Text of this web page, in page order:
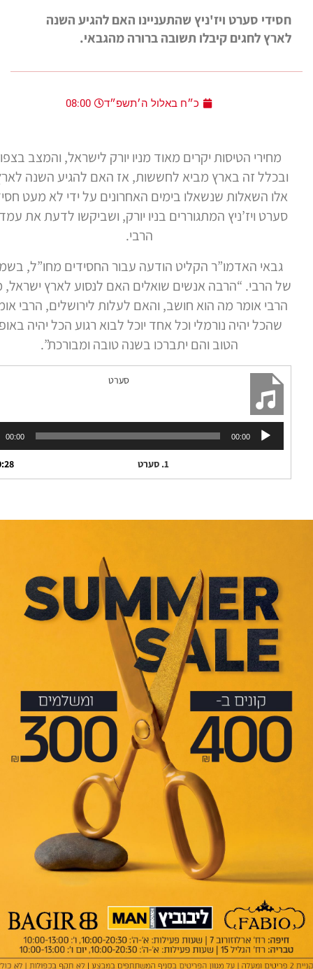
סערט ויז'ניץ שהתעניינו האם להגיע השנה
לחגים קיבלו תשובה ברורה מהגבאי.
כ״ח באלול ה׳תשפ״ד 08:00
מחירי הטיסות יקרים מאוד מניו יורק לישראל, והמצב בצפון
זה בארץ מביא לחששות, אז האם להגיע השנה לארץ?
השאלות שנשאלו בימים האחרונים על ידי לא מעט חסידי
ויז’ניץ המתגוררים בניו יורק, ושביקשו לדעת את עמדת
גבאי האדמו”ר הקליט הודעה עבור החסידים מחו”ל, בשמו
הרבי. “הרבה אנשים שואלים האם לנסוע לארץ ישראל, מה
אומר מה הוא חושב, והאם לעלות לירושלים, הרבי אומר
שהכל יהיה נורמלי וכל אחד יוכל לבוא רגוע הכל יהיה באופן
הטוב והם יתברכו בשנה טובה ומבורכת”.
אודיו
00:00
סערט